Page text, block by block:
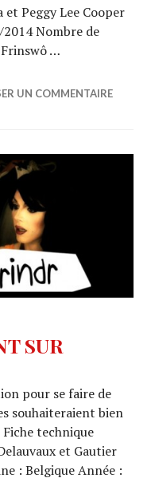
et Peggy Lee Cooper
Nombre de
…
SONT SUR
UN COMMENTAIRE
SUR
pour se faire de
souhaiteraient bien
technique
et Gautier
: Belgique Année :